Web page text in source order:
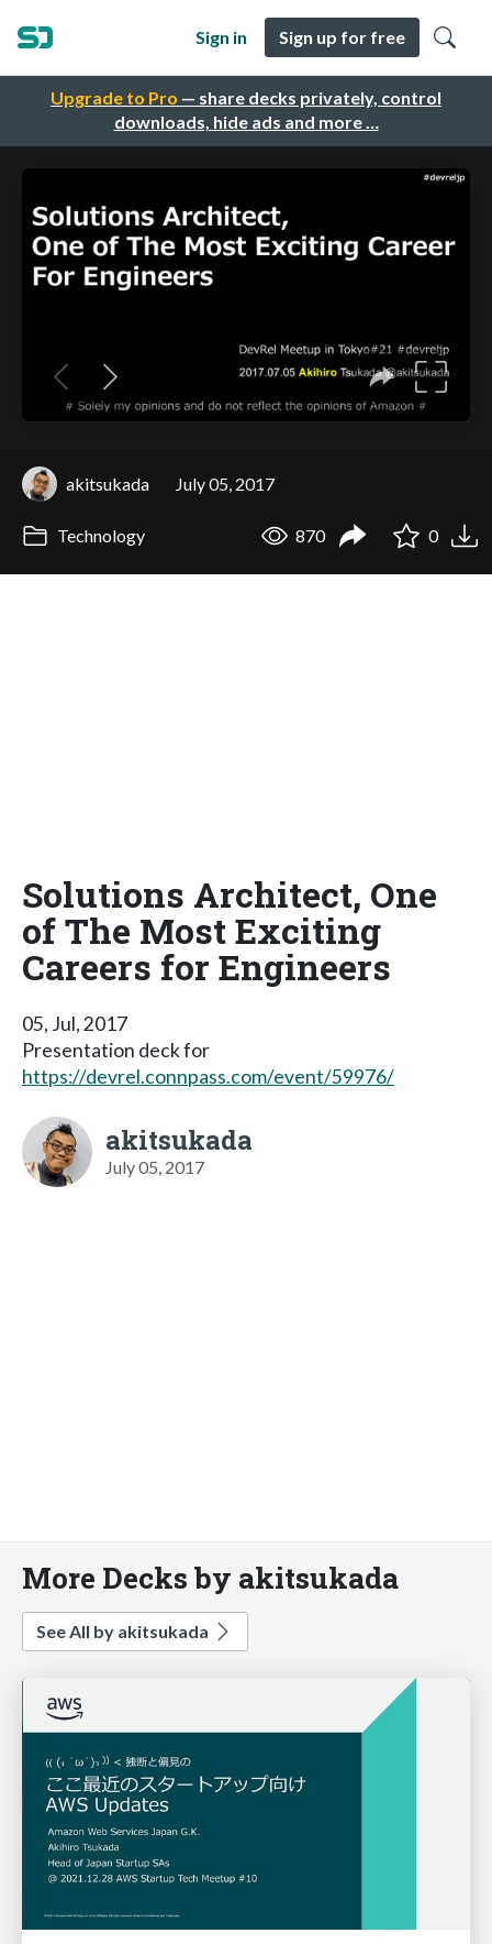
Upgrade to Pro — share decks privately, control
downloads, hide ads and more …
Sign in Sign up for free
akitsukada July 05, 2017
Technology 870 0
Solutions Architect, One
of The Most Exciting
Careers for Engineers
05, Jul, 2017
Presentation deck for
https://devrel.connpass.com/event/59976/
akitsukada
July 05, 2017
More Decks by akitsukada
See All by akitsukada